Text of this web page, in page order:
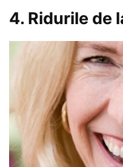
4. Ridurile de